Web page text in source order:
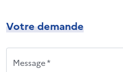
Votre demande
Message *